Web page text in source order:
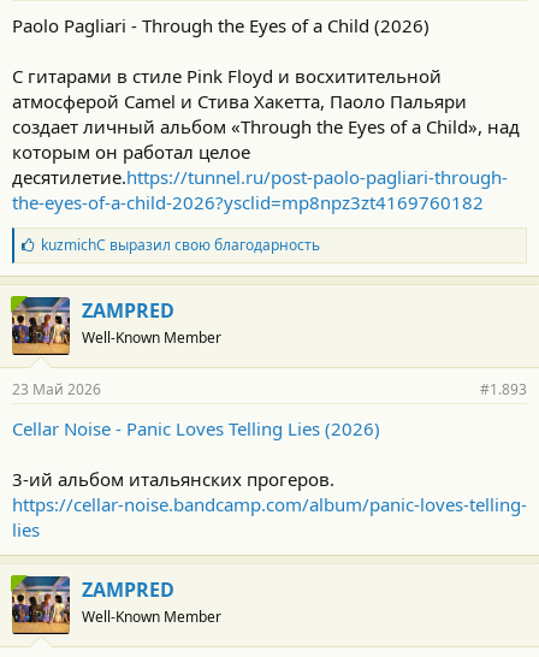
Paolo Pagliari - Through the Eyes of a Child (2026)
С гитарами в стиле Pink Floyd и восхитительной
атмосферой Camel и Стива Хакетта, Паоло Пальяри
создает личный альбом «Through the Eyes of a Child», над
которым он работал целое
десятилетие.https://tunnel.ru/post-paolo-pagliari-through-
the-eyes-of-a-child-2026?ysclid=mp8npz3zt4169760182
Б
л
а
г
о
д
а
н
с
и
kuzmichC выразил свою благодарность
ZAMPRED
Well-Known Member
23 Май 2026 #1.893
Cellar Noise - Panic Loves Telling Lies (2026)
3-ий альбом итальянских прогеров.
https://cellar-noise.bandcamp.com/album/panic-loves-telling-
lies
ZAMPRED
Well-Known Member